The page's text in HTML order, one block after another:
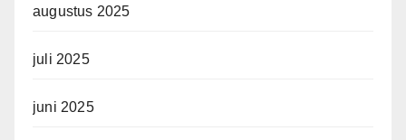
augustus 2025
juli 2025
juni 2025